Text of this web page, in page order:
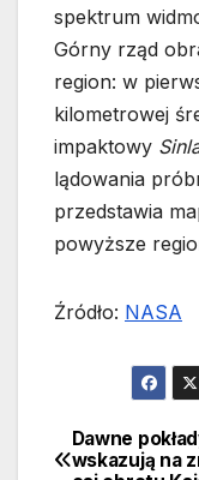
spektrum
Górny rząd
region: w
kilometrowej
impaktowy
lądowania
przedstawia
powyższe
Źródło: NASA
Dawne
wskazują na